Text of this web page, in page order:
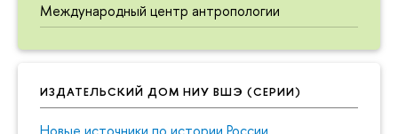
Международный центр антропологии
ИЗДАТЕЛЬСКИЙ ДОМ НИУ ВШЭ (СЕРИИ)